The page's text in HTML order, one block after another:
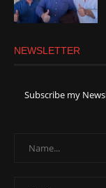
NEWSLETTER
Subscribe my